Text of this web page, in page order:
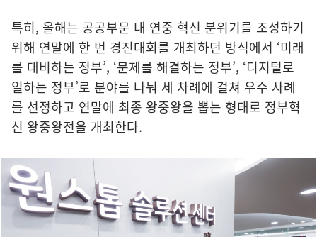
특히, 올해는 공공부문 내 연중 혁신 분위기를 조성하기
위해 연말에 한 번 경진대회를 개최하던 방식에서 ‘미래
를 대비하는 정부’, ‘문제를 해결하는 정부’, ‘디지털로
일하는 정부’로 분야를 나눠 세 차례에 걸쳐 우수 사례
를 선정하고 연말에 최종 왕중왕을 뽑는 형태로 정부혁
신 왕중왕전을 개최한다.